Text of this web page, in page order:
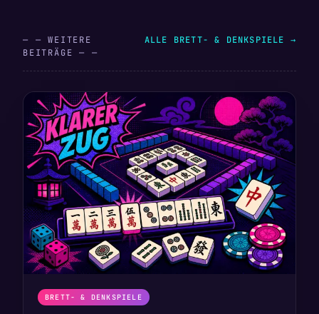
— — WEITERE
BEITRÄGE — —
ALLE BRETT- & DENKSPIELE →
BRETT- & DENKSPIELE